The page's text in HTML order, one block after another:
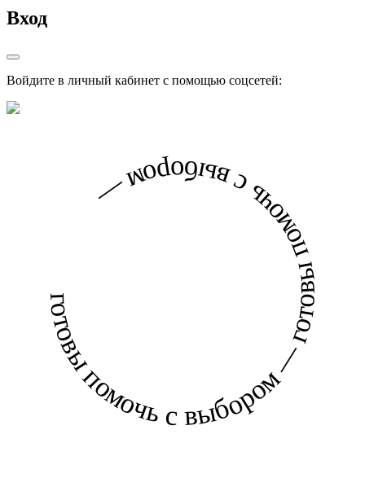
Вход
Войдите в личный кабинет с помощью соцсетей:
готовы помочь с выбором — готовы помочь с выбором —